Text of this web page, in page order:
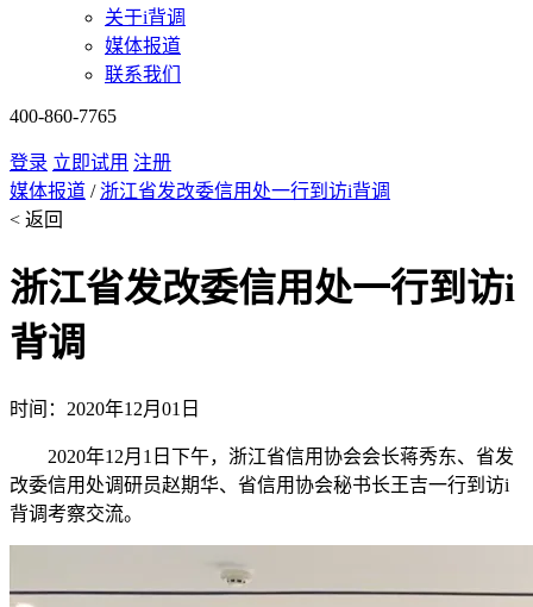
关于i背调
媒体报道
联系我们
400-860-7765
登录 立即试用 注册
媒体报道 / 浙江省发改委信用处一行到访i背调
< 返回
浙江省发改委信用处一行到访i
背调
时间：2020年12月01日
2020年12月1日下午，浙江省信用协会会长蒋秀东、省发
改委信用处调研员赵期华、省信用协会秘书长王吉一行到访i
背调考察交流。